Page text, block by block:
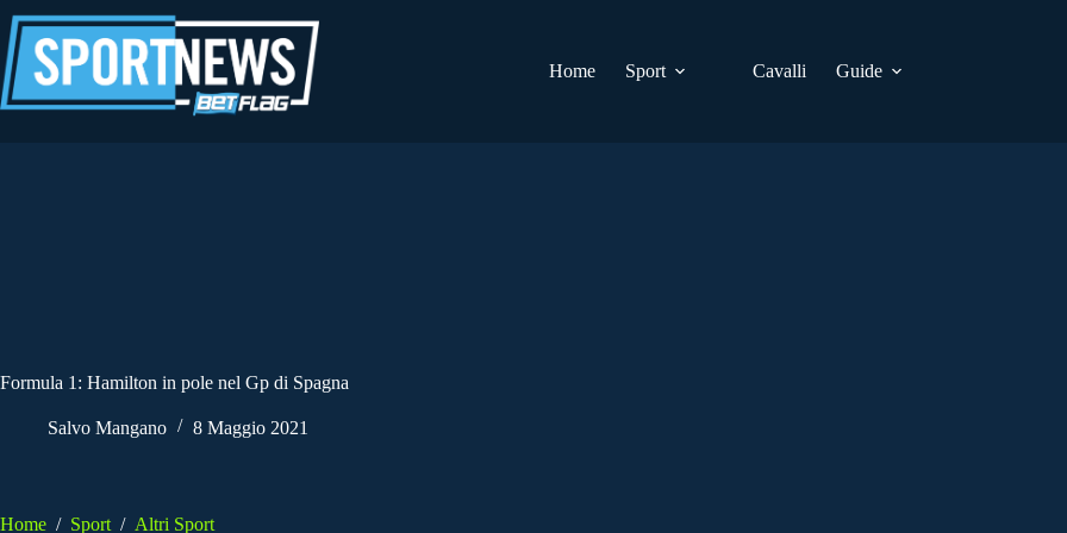
al
contenuto
Home
Sport Cavalli Guide
Formula 1: Hamilton in pole nel Gp di Spagna
Salvo Mangano 8 Maggio 2021
Home / Sport / Altri Sport